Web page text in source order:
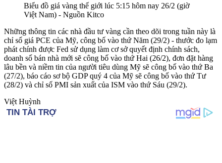
Biểu đồ giá vàng thế giới lúc 5:15 hôm nay 26/2 (giờ
Việt Nam) - Nguồn Kitco
Những thông tin các nhà đầu tư vàng cần theo dõi trong tuần này là
chỉ số giá PCE của Mỹ, công bố vào thứ Năm (29/2) - thước đo lạm
phát chính được Fed sử dụng làm cơ sở quyết định chính sách,
doanh số bán nhà mới sẽ công bố vào thứ Hai (26/2), đơn đặt hàng
lâu bền và niềm tin của người tiêu dùng Mỹ sẽ công bố vào thứ Ba
(27/2), báo cáo sơ bộ GDP quý 4 của Mỹ sẽ công bố vào thứ Tư
(28/2) và chỉ số PMI sản xuất của ISM vào thứ Sáu (29/2).
Việt Huỳnh